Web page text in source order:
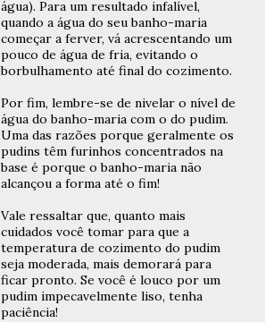
água). Para um resultado infalível,
quando a água do seu banho-maria
começar a ferver, vá acrescentando um
pouco de água de fria, evitando o
borbulhamento até final do cozimento.
Por fim, lembre-se de nivelar o nível de
água do banho-maria com o do pudim.
Uma das razões porque geralmente os
pudins têm furinhos concentrados na
base é porque o banho-maria não
alcançou a forma até o fim!
Vale ressaltar que, quanto mais
cuidados você tomar para que a
temperatura de cozimento do pudim
seja moderada, mais demorará para
ficar pronto. Se você é louco por um
pudim impecavelmente liso, tenha
paciência!